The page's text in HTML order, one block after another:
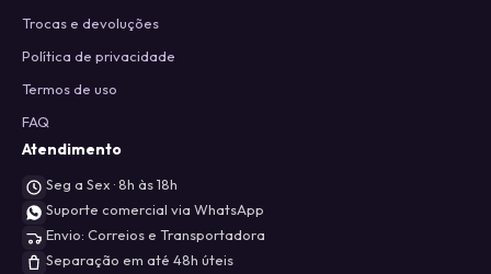
Trocas e devoluções
Política de privacidade
Termos de uso
FAQ
Atendimento
Seg a Sex · 8h às 18h
Suporte comercial via WhatsApp
Envio: Correios e Transportadora
Separação em até 48h úteis